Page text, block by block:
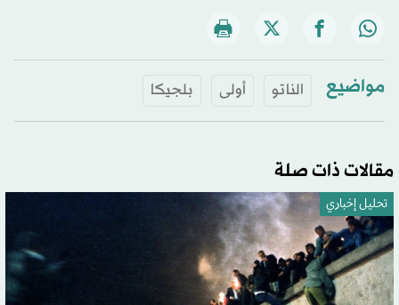
مواضيع الناتو أولى بلجيكا
مقالات ذات صلة
تحليل إخباري